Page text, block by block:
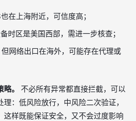
在上海附近，可信度高；
时区是美国西部，需进一步核查；
网络出口在海外，可能存在代理或
。
不必所有异常都直接拦截，可以
：低风险放行，中风险二次验证，
这样既能保证安全，又不会过度影响